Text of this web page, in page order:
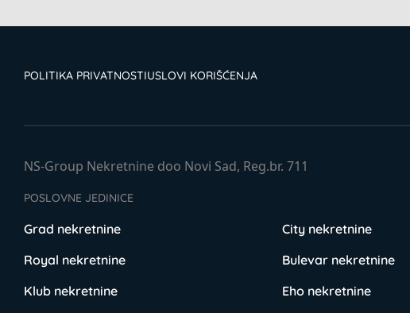
POLITIKA PRIVATNOSTIUSLOVI KORIŠĆENJA
NS-Group Nekretnine doo Novi Sad, Reg.br. 711
POSLOVNE JEDINICE
Grad nekretnine City nekretnine
Royal nekretnine
Bulevar nekretnine
Klub nekretnine
Eho nekretnine